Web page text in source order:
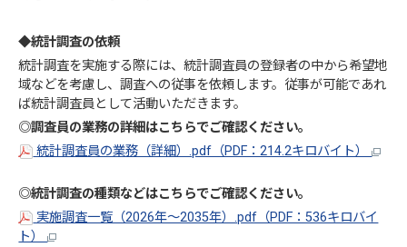
◆統計調査の依頼
統計調査を実施する際には、統計調査員の登録者の中から希望地
域などを考慮し、調査への従事を依頼します。従事が可能であれ
ば統計調査員として活動いただきます。
◎調査員の業務の詳細はこちらでご確認ください。
統計調査員の業務（詳細）.pdf（PDF：214.2キロバイト）
◎統計調査の種類などはこちらでご確認ください。
実施調査一覧（2026年～2035年）.pdf（PDF：536キロバイ
ト）